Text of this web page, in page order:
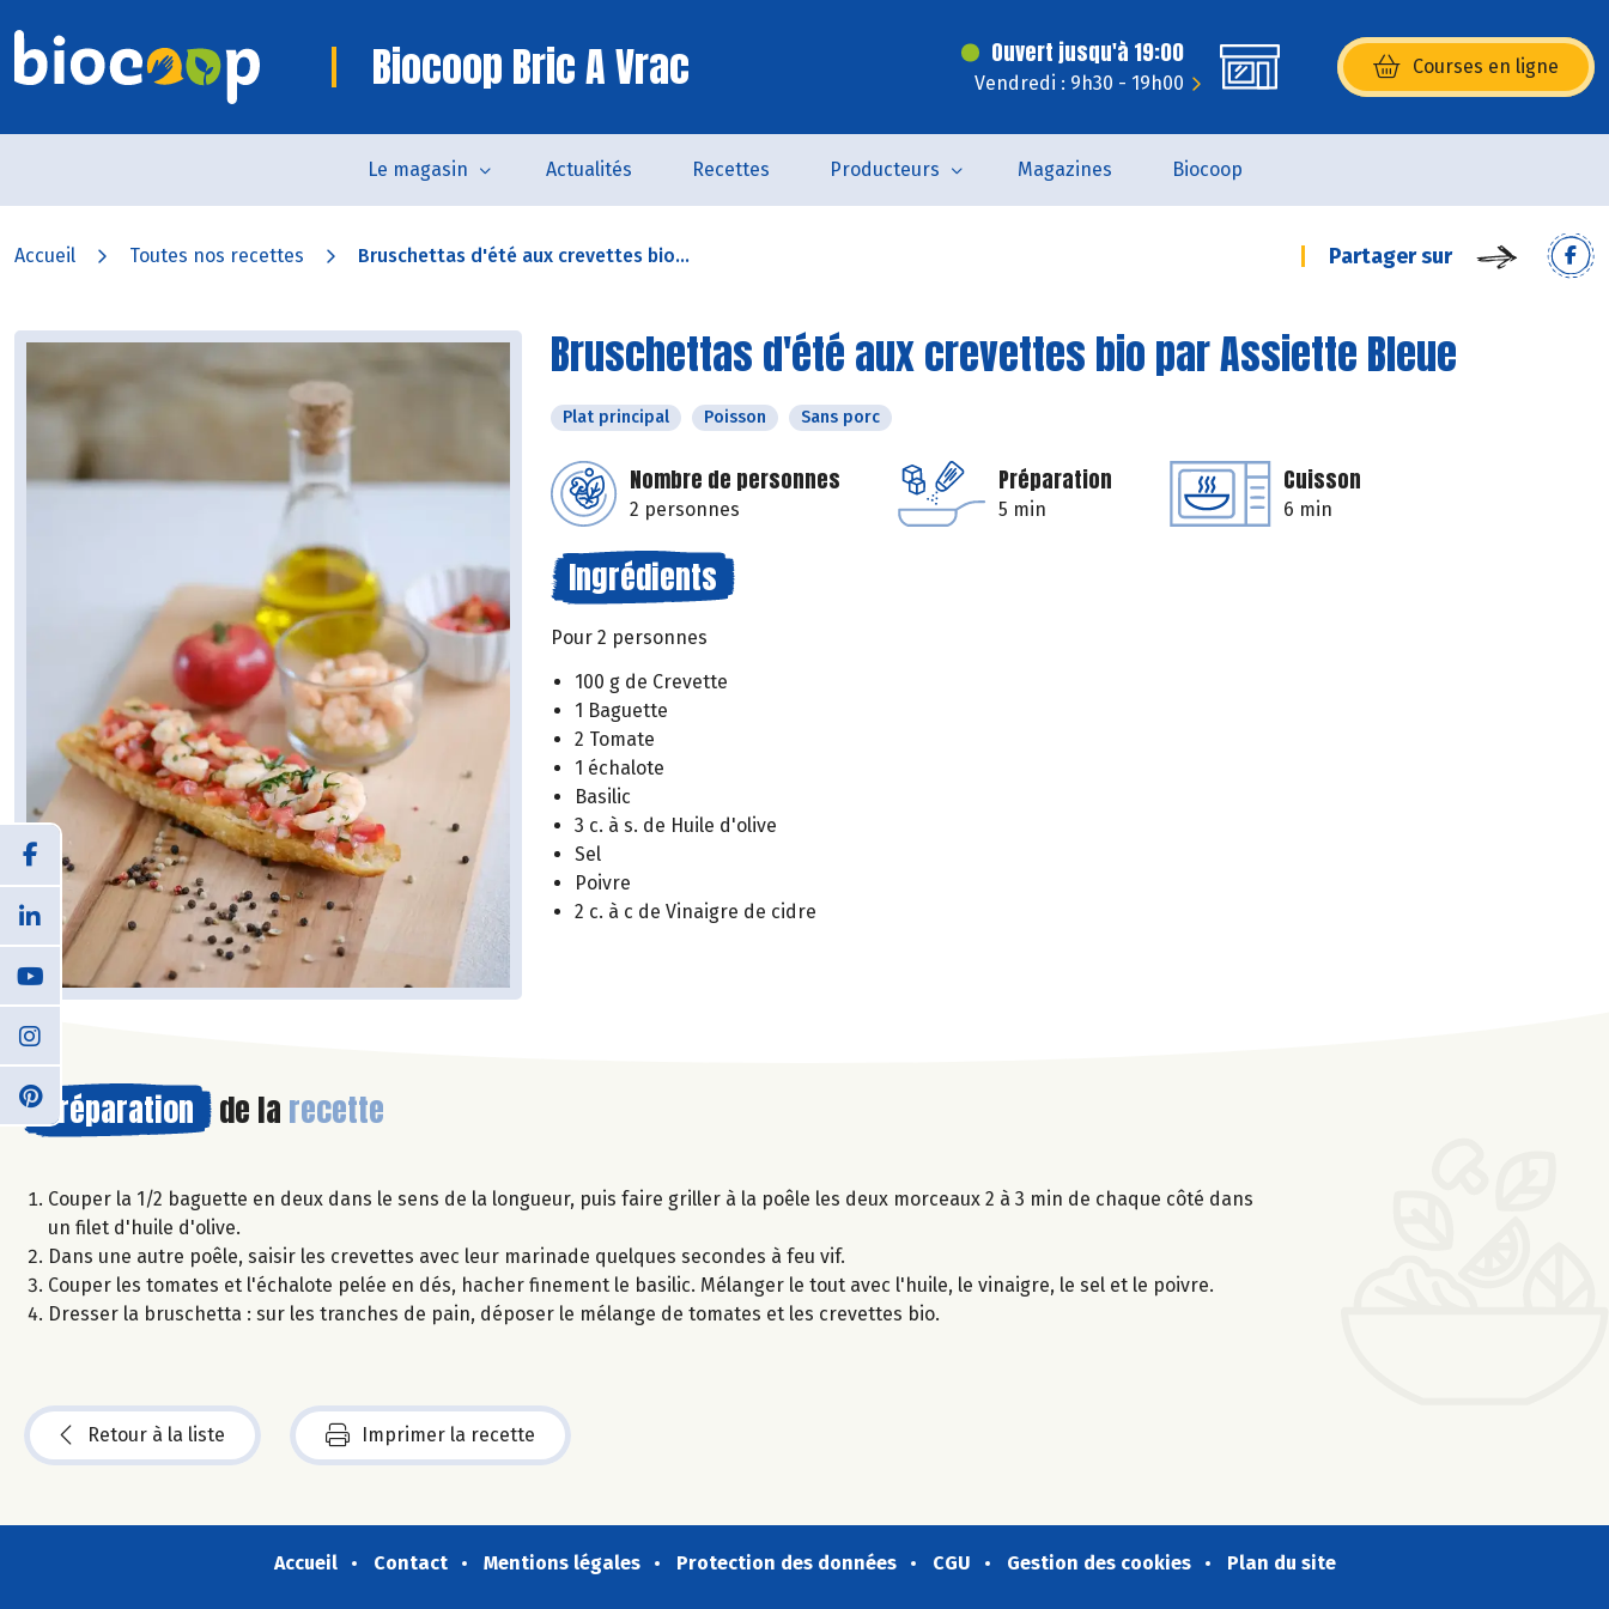
Biocoop Bric A Vrac Ouvert jusqu'à 19:00
Vendredi : 9h30 - 19h00
Courses en ligne
(s’ouvre dans une nouvelle
Le magasin Actualités Recettes Producteurs Magazines Biocoop
Accueil Toutes nos recettes Bruschettas d'été aux crevettes bio... Partager sur
Bruschettas d'été aux crevettes bio par Assiette Bleue
Plat principal Poisson Sans porc
Nombre de personnes
2 personnes
Préparation
5 min
Cuisson
6 min
Ingrédients
Pour 2 personnes
100 g de Crevette
1 Baguette
2 Tomate
1 échalote
Basilic
3 c. à s. de Huile d'olive
Sel
Poivre
2 c. à c de Vinaigre de cidre
Préparation de la recette
Couper la 1/2 baguette en deux dans le sens de la longueur, puis faire griller à la poêle les deux morceaux 2 à 3 min de chaque côté dans
un filet d'huile d'olive.
Dans une autre poêle, saisir les crevettes avec leur marinade quelques secondes à feu vif.
Couper les tomates et l'échalote pelée en dés, hacher finement le basilic. Mélanger le tout avec l'huile, le vinaigre, le sel et le poivre.
Dresser la bruschetta : sur les tranches de pain, déposer le mélange de tomates et les crevettes bio.
Retour à la liste Imprimer la recette
Accueil Contact Mentions légales Protection des données CGU Gestion des cookies Plan du site